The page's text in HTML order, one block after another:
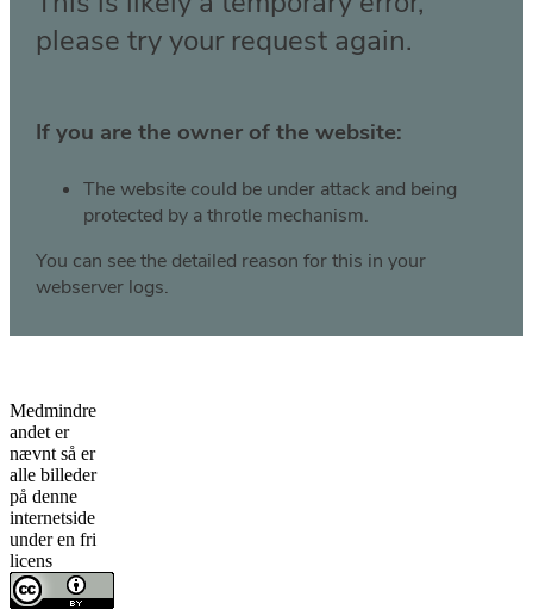
Medmindre
andet er
nævnt så er
alle billeder
på denne
internetside
under en fri
licens